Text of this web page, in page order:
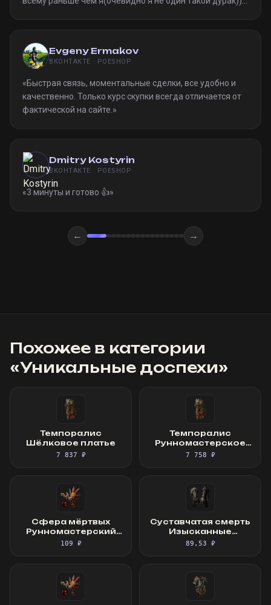
Evgeny Ermakov
ВКОНТАКТЕ · POESHOP
«Быстрая связь, моментальные сделки, все удобно и
качественно. Только курс скупки всегда отличается от
фактической на сайте. »
Dmitry Kostyrin
ВКОНТАКТЕ · POESHOP
«3 минуты и готово 👍»
← →
Похожее в категории
«Уникальные доспехи»
Темпоралис
Шёлковое платье
7 837 ₽
Темпоралис
Рунномастерское
Шёлковое платье
7 758 ₽
Сфера мёртвых
Рунномастерский
Священный фокус
109 ₽
Суставчатая смерть
Изысканные
перчатки
89,53 ₽